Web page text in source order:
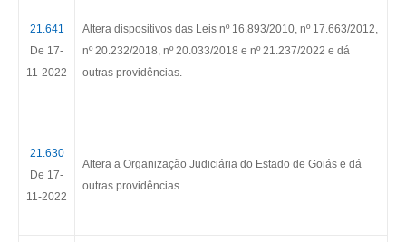
21.641
De 17-
11-2022
Altera dispositivos das Leis nº 16.893/2010, nº 17.663/2012,
nº20.232/2018, nº20.033/2018 e nº21.237/2022 e dá
outras providências.
21.630
De 17-
11-2022
Altera a Organização Judiciária do Estado de Goiás e dá
outras providências.